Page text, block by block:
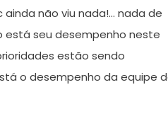
ainda não viu nada!… nada de
está seu desempenho neste
estão sendo
o desempenho da equipe